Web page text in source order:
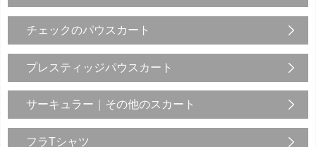
チェックのパウスカート
プレスティッジパウスカート
サーキュラー｜その他のスカート
フラTシャツ